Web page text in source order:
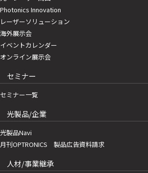
Photonics Innovation
レーザーソリューション
海外展示会
イベントカレンダー
オンライン展示会
セミナー
セミナー一覧
光製品/企業
光製品Navi
月刊OPTRONICS 製品広告資料請求
人材/事業継承